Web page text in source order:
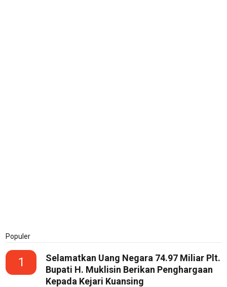
Populer
1
Selamatkan Uang Negara 74.97 Miliar Plt.
Bupati H. Muklisin Berikan Penghargaan
Kepada Kejari Kuansing